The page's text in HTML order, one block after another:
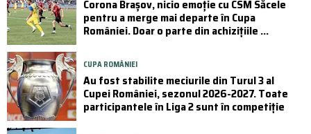
Corona Brașov, nicio emoție cu CSM Săcele
pentru a merge mai departe în Cupa
României. Doar o parte din achizițiile ...
CUPA ROMÂNIEI
Au fost stabilite meciurile din Turul 3 al
Cupei României, sezonul 2026-2027. Toate
participantele în Liga 2 sunt în competiție